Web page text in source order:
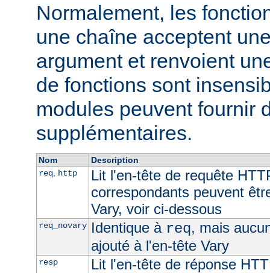
Normalement, les
une chaîne acceptent
argument et renvoient
de fonctions sont
modules peuvent fournir
supplémentaires.
Nom
Description
req, http
Lit l'en-tête de requête
correspondants peuvent
Vary, voir ci-dessous
req_novary Identique à req, mais
ajouté à l'en-tête Vary
resp Lit l'en-tête de réponse